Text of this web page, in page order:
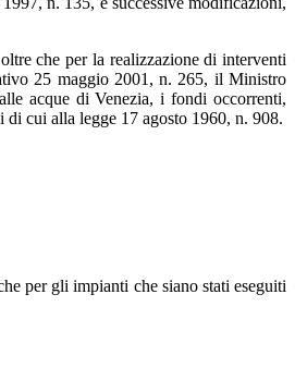
che per la realizzazione di interventi
25 maggio 2001, n. 265, il Ministro
acque di Venezia, i fondi occorrenti,
cui alla legge 17 agosto 1960, n. 908.
per gli impianti che siano stati eseguiti